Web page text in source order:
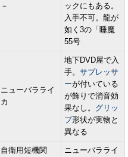
－
ックにもある。
入手不可。龍が
如く3の「睡魔
55号
ニューバラライ
カ
地下DVD屋で入
手。 サプレッサ
ーが付いている
が飾りで消音効
果なし。 グリッ
プ形状が実物と
異なる
自衛用短機関
ニューバラライ